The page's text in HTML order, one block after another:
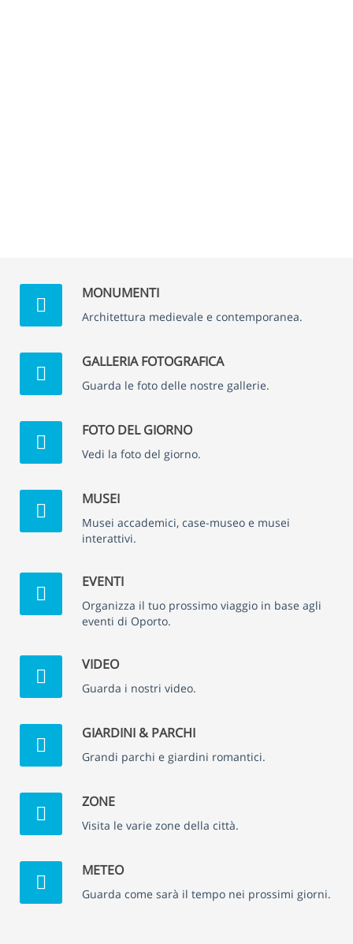
MONUMENTI
Architettura medievale e contemporanea.
GALLERIA FOTOGRAFICA
Guarda le foto delle nostre gallerie.
FOTO DEL GIORNO
Vedi la foto del giorno.
MUSEI
Musei accademici, case-museo e musei
interattivi.
EVENTI
Organizza il tuo prossimo viaggio in base agli
eventi di Oporto.
VIDEO
Guarda i nostri video.
GIARDINI & PARCHI
Grandi parchi e giardini romantici.
ZONE
Visita le varie zone della città.
METEO
Guarda come sarà il tempo nei prossimi giorni.